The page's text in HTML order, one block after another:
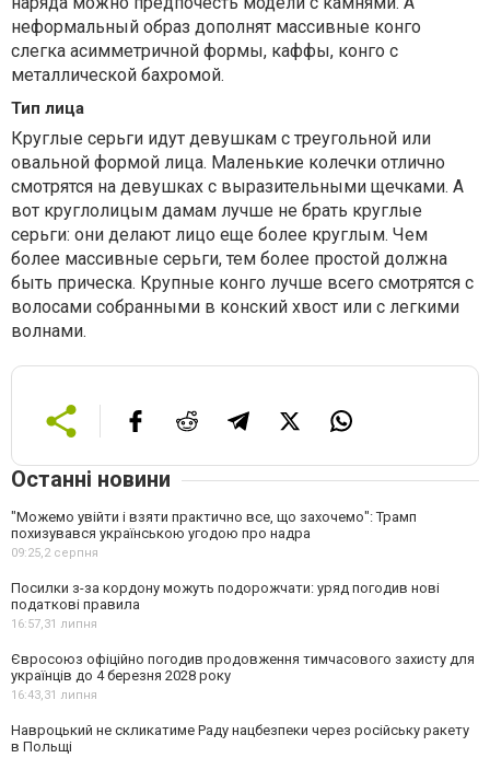
неформальный образ дополнят массивные конго
слегка асимметричной формы, каффы, конго с
металлической бахромой.
Тип лица
Круглые серьги идут девушкам с треугольной или
овальной формой лица. Маленькие колечки отлично
смотрятся на девушках с выразительными щечками. А
вот круглолицым дамам лучше не брать круглые
серьги: они делают лицо еще более круглым. Чем
более массивные серьги, тем более простой должна
быть прическа. Крупные конго лучше всего смотрятся с
волосами собранными в конский хвост или с легкими
волнами.
Останні новини
"Можемо увійти і взяти практично все, що захочемо": Трамп
похизувався українською угодою про надра
09:25,2 серпня
Посилки з-за кордону можуть подорожчати: уряд погодив нові
податкові правила
16:57,31 липня
Євросоюз офіційно погодив продовження тимчасового захисту для
українців до 4 березня 2028 року
16:43,31 липня
Навроцький не скликатиме Раду нацбезпеки через російську ракету
в Польщі